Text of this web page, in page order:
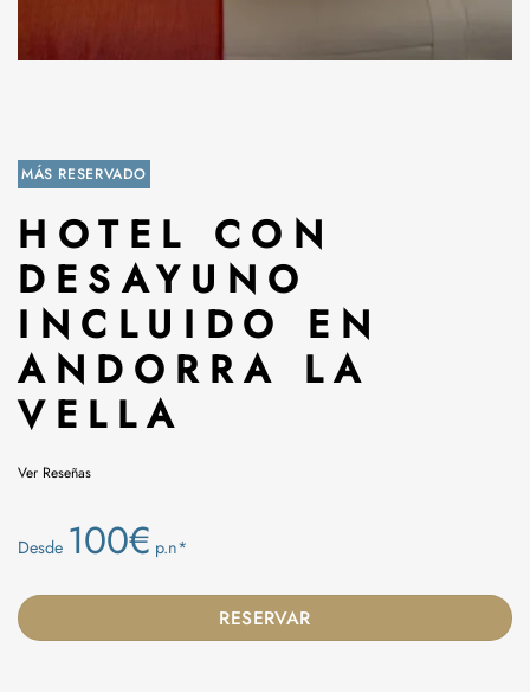
MÁS RESERVADO
HOTEL CON
DESAYUNO
INCLUIDO EN
ANDORRA LA
VELLA
Ver Reseñas
Desde 100€ p.n*
RESERVAR